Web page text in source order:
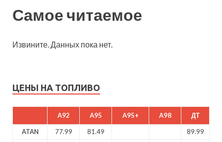
Самое читаемое
Извините. Данных пока нет.
ЦЕНЫ НА ТОПЛИВО
A92 A95 A95+ A98 ДТ
ATAN 77.99 81.49
89.99